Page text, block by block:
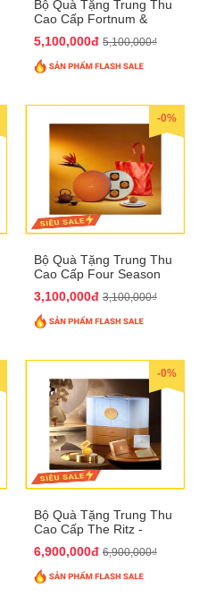
Bộ Quà Tặng Trung Thu
Cao Cấp Fortnum &
5,100,000đ 5,100,000₫
-0%
Bộ Quà Tặng Trung Thu
Cao Cấp Four Season
3,100,000đ 3,100,000₫
-0%
Bộ Quà Tặng Trung Thu
Cao Cấp The Ritz -
6,900,000đ 6,900,000₫